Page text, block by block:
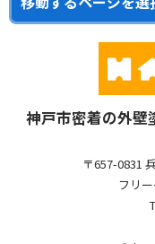
神戸市密着の外
〒657-0831
フリ